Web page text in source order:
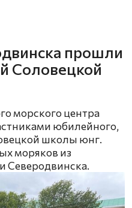
прошли
Соловецкой
морского центра
юбилейного,
школы юнг.
моряков из
Северодвинска.